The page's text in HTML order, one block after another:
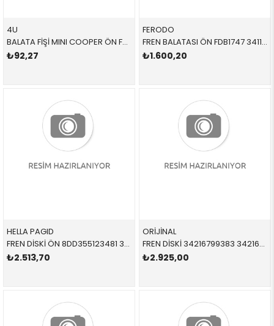
4U
BALATA FİŞİ MINI COOPER ÖN F55 F56 F57 F60 F55 F56 CABRİO COUNTRYMAN 2013- 34356887151 12488MI
₺92,27
FERODO
FREN BALATASI ÖN FDB1747 34116772892 34116774050 R56,R55,R57,R58,R59,F55 1.6,2.0 2008-
₺1.600,20
HELLA PAGID
FREN DİSKİ ÖN 8DD355123481 34116866295 34116866295 F54,F55,F56,F57,F45 1.6,1.8,D 2015-
₺2.513,70
ORİJİNAL
FREN DİSKİ 34216799383 34216799383 34216799383 F55,F56,F57 S,1.6 ARKA 2015-
₺2.925,00